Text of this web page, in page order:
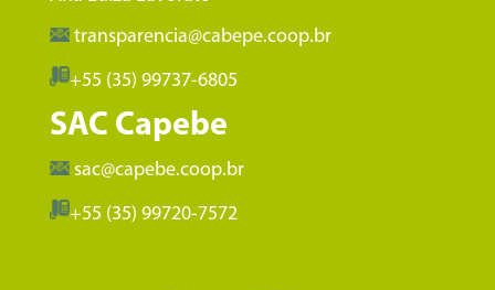
transparencia@cabepe.coop.br
+55 (35) 99737-6805
SAC Capebe
sac@capebe.coop.br
+55 (35) 99720-7572